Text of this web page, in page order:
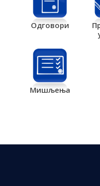
Одговори
Мишљења